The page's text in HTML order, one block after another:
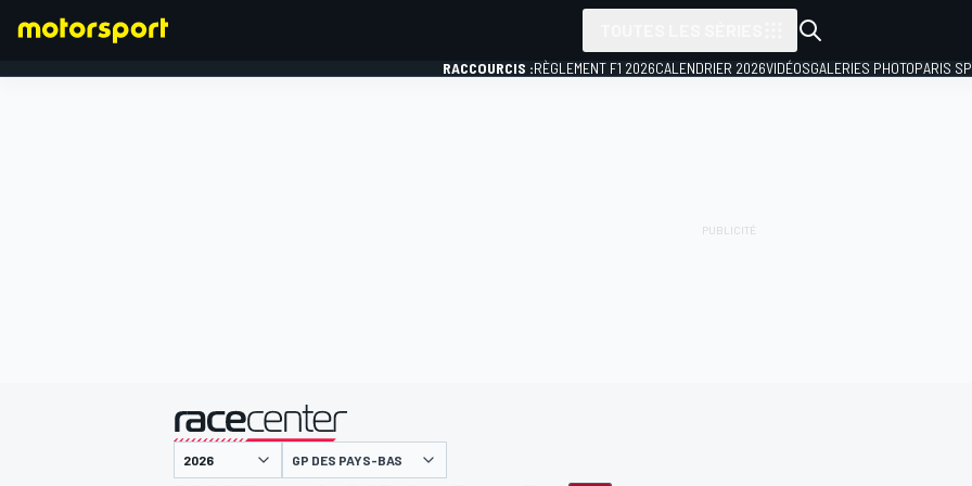
RACCOURCIS :RÈGLEMENT F1 2026CALENDRIER 2026VIDÉOSGALERIES PHOTOPARIS
présenté par
GP DES PAYS-BAS